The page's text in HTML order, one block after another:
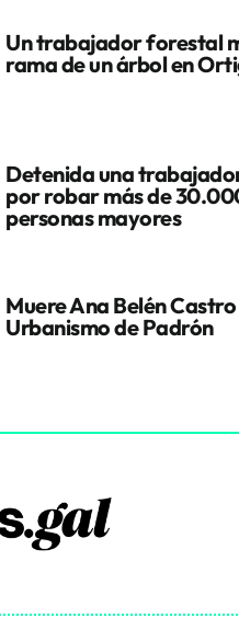
Un trabajador forestal
rama de un árbol en
Detenida una
por robar más de
personas mayores
Muere Ana Belén
Urbanismo de Padrón